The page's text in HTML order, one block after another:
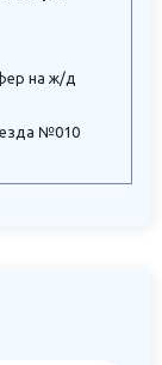
на ж/д
№010